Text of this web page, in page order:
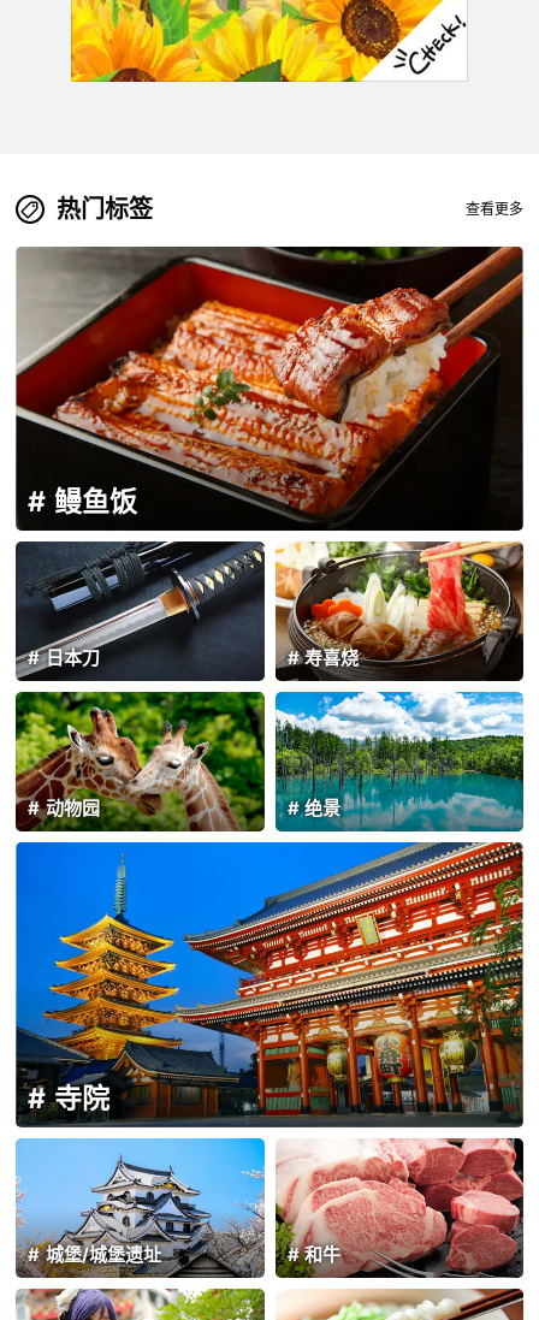
热门标签 查看更多
鳗鱼饭
日本刀 寿喜烧
动物园 绝景
寺院
和牛
城堡/城堡遗址